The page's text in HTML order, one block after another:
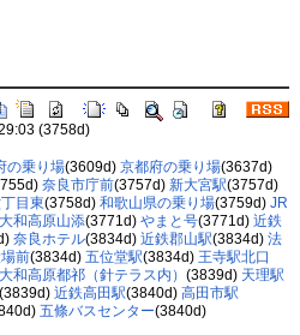
(3758d)
の乗り場(3609d) 京都府の乗り場(3637d)
奈良市庁前(3757d) 新大宮駅(3757d)
目東(3758d) 和歌山県の乗り場(3759d) JR
大和高原山添(3771d) やまと号(3771d) 近鉄
奈良ホテル(3834d) 近鉄郡山駅(3834d) 法
場前(3834d) 五位堂駅(3834d) 王寺駅北口
大和高原都祁（針テラス内） (3839d) 天理駅
(3839d) 近鉄高田駅(3840d) 高田市駅
五條バスセンター(3840d)